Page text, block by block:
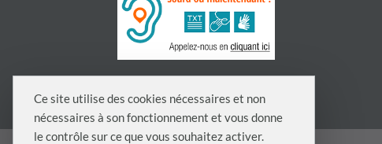
Ce site utilise des cookies nécessaires et non
nécessaires à son fonctionnement et vous donne
le contrôle sur ce que vous souhaitez activer.